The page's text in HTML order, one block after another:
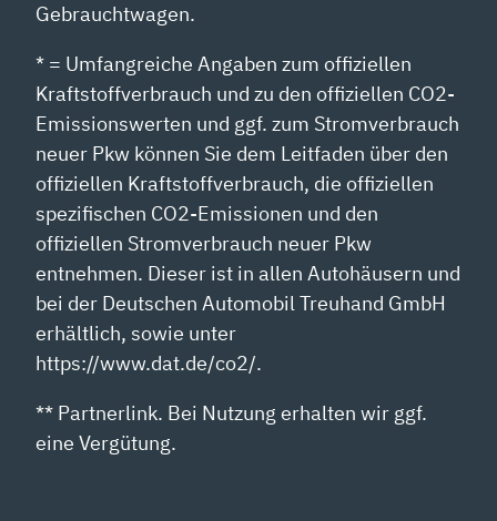
Gebrauchtwagen.
* = Umfangreiche Angaben zum offiziellen
Kraftstoffverbrauch und zu den offiziellen CO2-
Emissionswerten und ggf. zum Stromverbrauch
neuer Pkw können Sie dem Leitfaden über den
offiziellen Kraftstoffverbrauch, die offiziellen
spezifischen CO2-Emissionen und den
offiziellen Stromverbrauch neuer Pkw
entnehmen. Dieser ist in allen Autohäusern und
bei der Deutschen Automobil Treuhand GmbH
erhältlich, sowie unter
https://www.dat.de/co2/.
** Partnerlink. Bei Nutzung erhalten wir ggf.
eine Vergütung.